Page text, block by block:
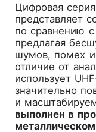
Цифровая
представляет
по сравнению
предлагая
шумов, помех и
отличие от
использует
значительно
и
выполнен в